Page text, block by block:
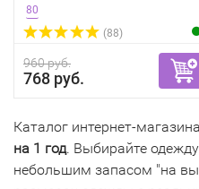
80
(88)
960 руб.
768 руб.
Каталог интернет-
на 1 год. Выбирайте
небольшим запасом "на